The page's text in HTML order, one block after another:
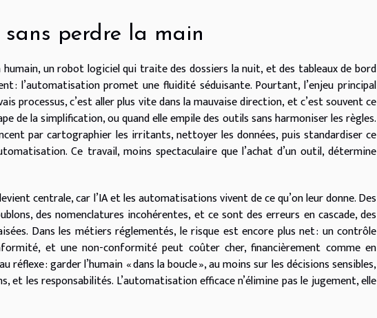
perdre la main
humain, un robot logiciel qui traite des dossiers la nuit, et des tableaux de bord
: l’automatisation promet une fluidité séduisante. Pourtant, l’enjeu principal
processus, c’est aller plus vite dans la mauvaise direction, et c’est souvent ce
de la simplification, ou quand elle empile des outils sans harmoniser les règles.
par cartographier les irritants, nettoyer les données, puis standardiser ce
Ce travail, moins spectaculaire que l’achat d’un outil, détermine
centrale, car l’IA et les automatisations vivent de ce qu’on leur donne. Des
des nomenclatures incohérentes, et ce sont des erreurs en cascade, des
Dans les métiers réglementés, le risque est encore plus net : un contrôle
et une non-conformité peut coûter cher, financièrement comme en
réflexe : garder l’humain « dans la boucle », au moins sur les décisions sensibles,
et les responsabilités. L’automatisation efficace n’élimine pas le jugement, elle